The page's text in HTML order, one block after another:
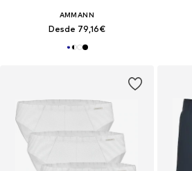
AMMANN
Desde 79,16€